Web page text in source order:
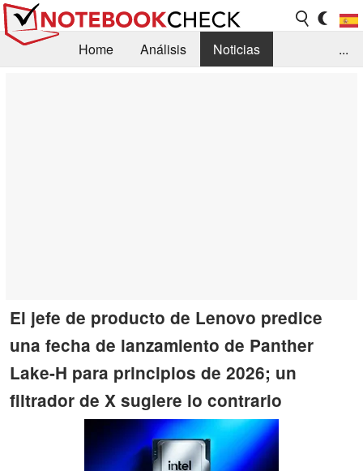
Home Análisis
Noticias
...
El jefe de producto de Lenovo predice
una fecha de lanzamiento de Panther
Lake-H para principios de 2026; un
filtrador de X sugiere lo contrario